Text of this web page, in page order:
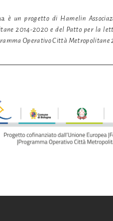
è un progetto di Hamelin
2014-2020 e del Patto per la
Operativo Città Metropolitane